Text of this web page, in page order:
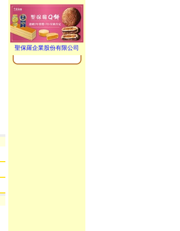
聖保羅企業股份有限公司